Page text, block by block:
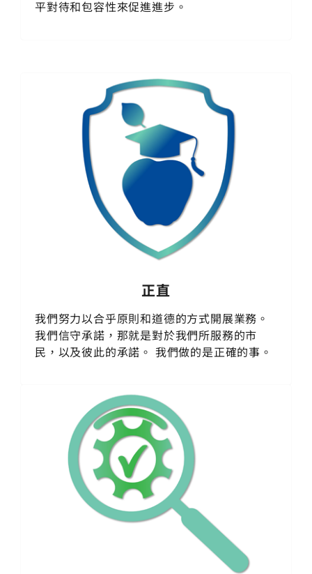
平對待和包容性來促進進步。
正直
我們努力以合乎原則和道德的方式開展業務。
我們信守承諾，那就是對於我們所服務的市
民，以及彼此的承諾。 我們做的是正確的事。